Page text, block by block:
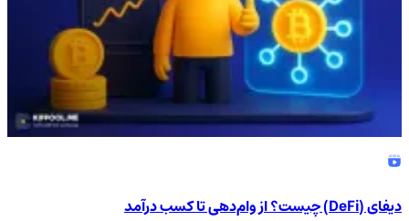
دیفای (DeFi) چیست؟ از وام‌دهی تا کسب درآمد